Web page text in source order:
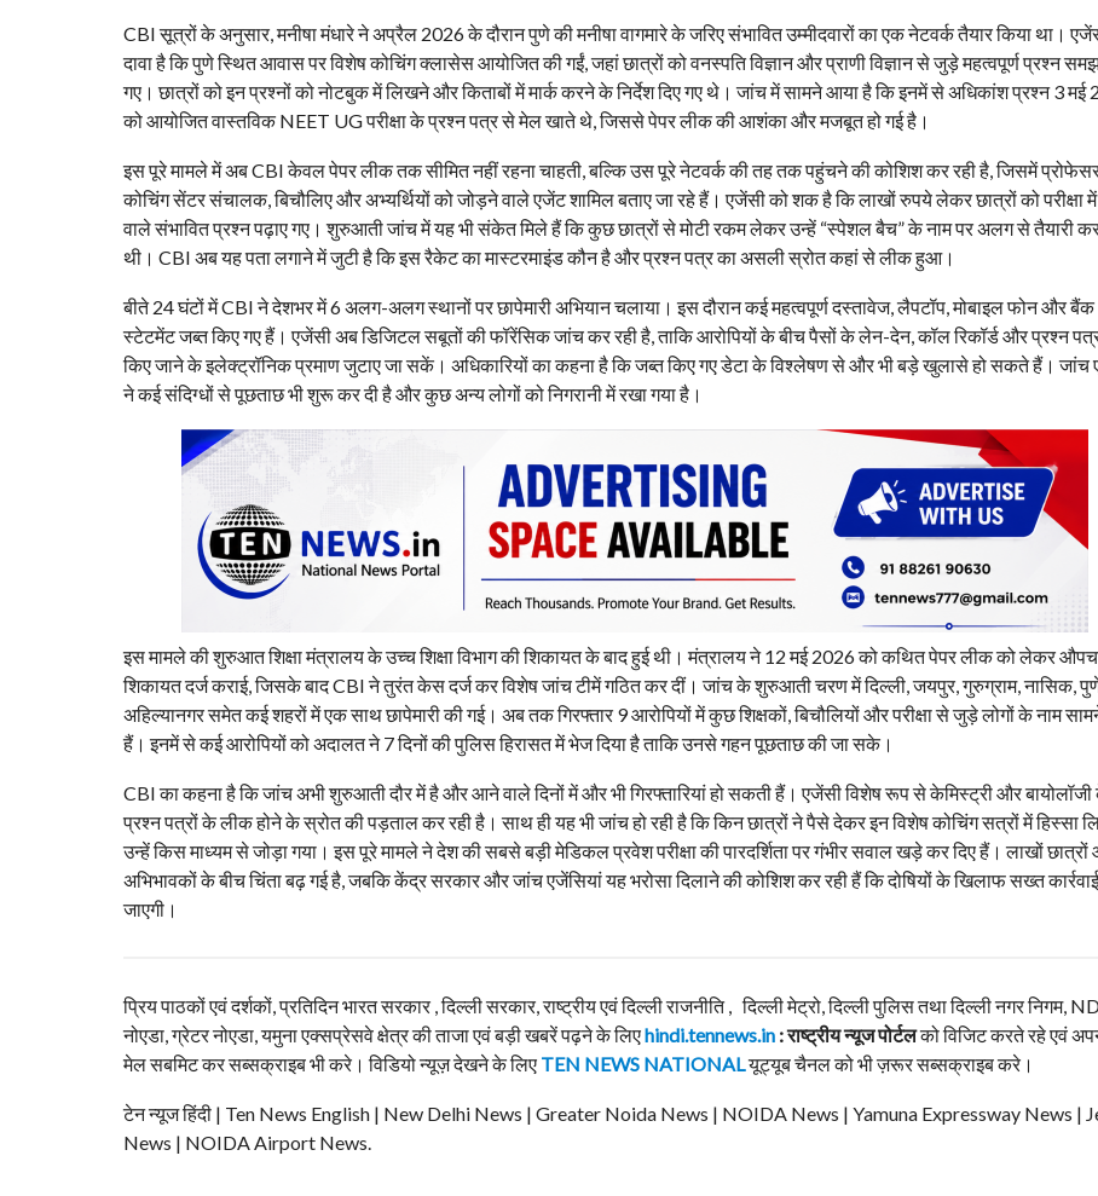
CBI सूत्रों के अनुसार, मनीषा मंधारे ने अप्रैल 2026 के दौरान पुणे की मनीषा वागमारे के जरिए संभावित उम्मीदवारों का एक नेटवर्क तैयार किया था।
दावा है कि पुणे स्थित आवास पर विशेष कोचिंग क्लासेस आयोजित की गईं, जहां छात्रों को वनस्पति विज्ञान और प्राणी विज्ञान से जुड़े महत्वपूर्ण प्रश्न
गए। छात्रों को इन प्रश्नों को नोटबुक में लिखने और किताबों में मार्क करने के निर्देश दिए गए थे। जांच में सामने आया है कि इनमें से अधिकांश प्रश्न 3 मई
को आयोजित वास्तविक NEET UG परीक्षा के प्रश्न पत्र से मेल खाते थे, जिससे पेपर लीक की आशंका और मजबूत हो गई है।
इस पूरे मामले में अब CBI केवल पेपर लीक तक सीमित नहीं रहना चाहती, बल्कि उस पूरे नेटवर्क की तह तक पहुंचने की कोशिश कर रही है, जिसमें
कोचिंग सेंटर संचालक, बिचौलिए और अभ्यर्थियों को जोड़ने वाले एजेंट शामिल बताए जा रहे हैं। एजेंसी को शक है कि लाखों रुपये लेकर छात्रों को परीक्षा
वाले संभावित प्रश्न पढ़ाए गए। शुरुआती जांच में यह भी संकेत मिले हैं कि कुछ छात्रों से मोटी रकम लेकर उन्हें “स्पेशल बैच” के नाम पर अलग से तैयारी
थी। CBI अब यह पता लगाने में जुटी है कि इस रैकेट का मास्टरमाइंड कौन है और प्रश्न पत्र का असली स्रोत कहां से लीक हुआ।
बीते 24 घंटों में CBI ने देशभर में 6 अलग-अलग स्थानों पर छापेमारी अभियान चलाया। इस दौरान कई महत्वपूर्ण दस्तावेज, लैपटॉप, मोबाइल फोन और बैंक
स्टेटमेंट जब्त किए गए हैं। एजेंसी अब डिजिटल सबूतों की फॉरेंसिक जांच कर रही है, ताकि आरोपियों के बीच पैसों के लेन-देन, कॉल रिकॉर्ड और प्रश्न
किए जाने के इलेक्ट्रॉनिक प्रमाण जुटाए जा सकें। अधिकारियों का कहना है कि जब्त किए गए डेटा के विश्लेषण से और भी बड़े खुलासे हो सकते हैं। जांच
ने कई संदिग्धों से पूछताछ भी शुरू कर दी है और कुछ अन्य लोगों को निगरानी में रखा गया है।
इस मामले की शुरुआत शिक्षा मंत्रालय के उच्च शिक्षा विभाग की शिकायत के बाद हुई थी। मंत्रालय ने 12 मई 2026 को कथित पेपर लीक को लेकर
शिकायत दर्ज कराई, जिसके बाद CBI ने तुरंत केस दर्ज कर विशेष जांच टीमें गठित कर दीं। जांच के शुरुआती चरण में दिल्ली, जयपुर, गुरुग्राम, नासिक,
अहिल्यानगर समेत कई शहरों में एक साथ छापेमारी की गई। अब तक गिरफ्तार 9 आरोपियों में कुछ शिक्षकों, बिचौलियों और परीक्षा से जुड़े लोगों के नाम
हैं। इनमें से कई आरोपियों को अदालत ने 7 दिनों की पुलिस हिरासत में भेज दिया है ताकि उनसे गहन पूछताछ की जा सके।
CBI का कहना है कि जांच अभी शुरुआती दौर में है और आने वाले दिनों में और भी गिरफ्तारियां हो सकती हैं। एजेंसी विशेष रूप से केमिस्ट्री और
प्रश्न पत्रों के लीक होने के स्रोत की पड़ताल कर रही है। साथ ही यह भी जांच हो रही है कि किन छात्रों ने पैसे देकर इन विशेष कोचिंग सत्रों में हिस्सा
उन्हें किस माध्यम से जोड़ा गया। इस पूरे मामले ने देश की सबसे बड़ी मेडिकल प्रवेश परीक्षा की पारदर्शिता पर गंभीर सवाल खड़े कर दिए हैं। लाखों
अभिभावकों के बीच चिंता बढ़ गई है, जबकि केंद्र सरकार और जांच एजेंसियां यह भरोसा दिलाने की कोशिश कर रही हैं कि दोषियों के खिलाफ सख्त
जाएगी।
प्रिय पाठकों एवं दर्शकों, प्रतिदिन भारत सरकार , दिल्ली सरकार, राष्ट्रीय एवं दिल्ली राजनीति , दिल्ली मेट्रो, दिल्ली पुलिस तथा दिल्ली नगर निगम,
नोएडा, ग्रेटर नोएडा, यमुना एक्सप्रेसवे क्षेत्र की ताजा एवं बड़ी खबरें पढ़ने के लिएhindi.tennews.in : राष्ट्रीय न्यूज पोर्टलको विजिट करते रहे एवं
मेल सबमिट कर सब्सक्राइब भी करे। विडियो न्यूज़ देखने के लिए TEN NEWS NATIONAL यूट्यूब चैनल को भी ज़रूर सब्सक्राइब करे।
टेन न्यूज हिंदी | Ten News English | New Delhi News | Greater Noida News | NOIDA News | Yamuna Expressway News |
News | NOIDA Airport News.